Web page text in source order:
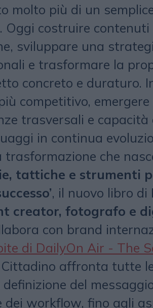
molto più di un
Oggi costruire contenuti
sviluppare una
e trasformare la
concreto e duraturo.
competitivo, emergere
trasversali e
in continua
che
tattiche e strumenti
, il nuovo libro di
creator, fotografo e
con brand
di DailyOn Air - The
Cittadino affronta tutte
del
dei workflow, fino agli